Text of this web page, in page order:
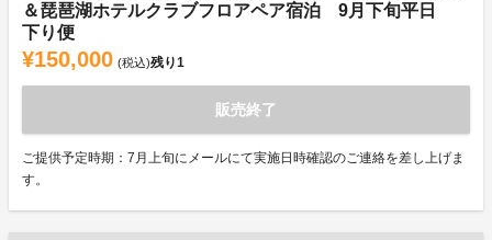
＆琵琶湖ホテルクラブフロアペア宿泊 9月下旬平日
下り便
¥150,000 (税込)残り1
販売終了
ご提供予定時期：7月上旬にメールにて実施日時確認のご連絡を差し上げま
す。